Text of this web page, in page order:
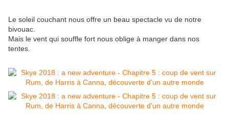
Le soleil couchant nous offre un beau spectacle vu de notre
bivouac.
Mais le vent qui souffle fort nous oblige à manger dans nos
tentes.